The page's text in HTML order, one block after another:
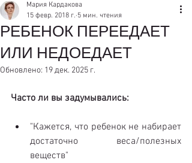
РЕБЕНОК ПЕРЕЕДАЕТ
ИЛИ НЕДОЕДАЕТ
Мария Кардакова
15 февр. 2018 г. 5 мин. чтения
Обновлено: 19 дек. 2025 г.
Часто ли вы задумывались:
"Кажется, что ребенок не набирает
достаточно веса/полезных
веществ"